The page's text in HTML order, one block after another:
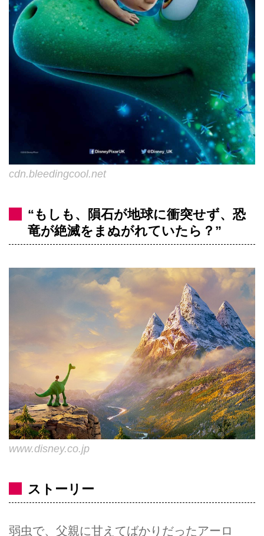
cdn.bleedingcool.net
“もしも、隕石が地球に衝突せず、恐
竜が絶滅をまぬがれていたら？”
www.disney.co.jp
ストーリー
弱虫で、父親に甘えてばかりだったアーロ